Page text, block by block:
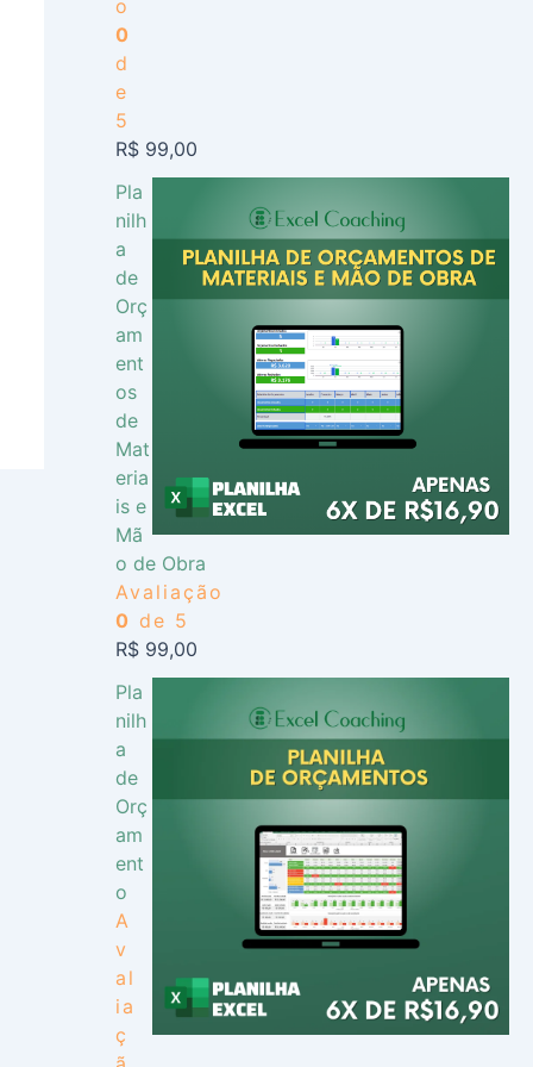
o
0
d
e
5
R$99,00
Pla
nilh
a
de
Orç
am
ent
os
de
Mat
eria
is e
Mã
o de Obra
Avaliação
0 de 5
R$99,00
Pla
nilh
a
de
Orç
am
ent
o
A
v
al
ia
ç